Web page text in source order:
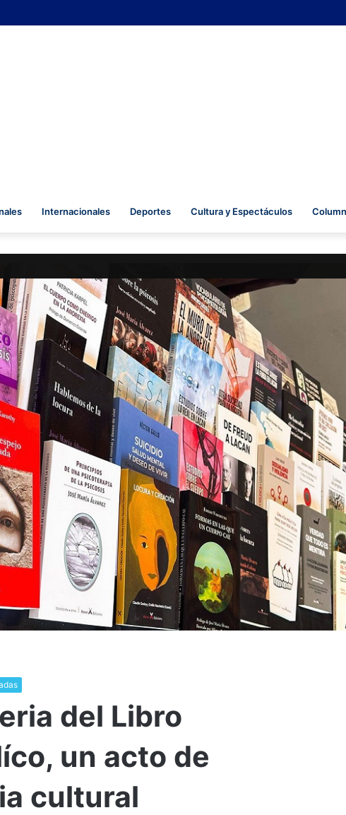
Internacionales Deportes Cultura y Espectáculos
del Libro
un acto de
cultural